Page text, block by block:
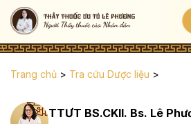
Trang chủ > Tra cứu Dược liệu >
TTƯT BS.CKII. Bs. Lê